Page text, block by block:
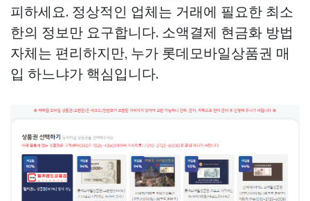
피하세요. 정상적인 업체는 거래에 필요한 최소
한의 정보만 요구합니다. 소액결제 현금화 방법
자체는 편리하지만, 누가 롯데모바일상품권 매
입 하느냐가 핵심입니다.